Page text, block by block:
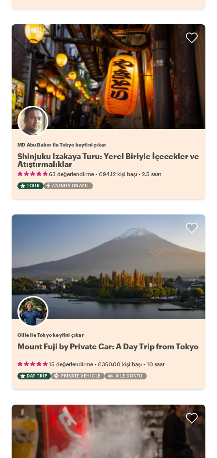
MD Abu Bakor ile Tokyo keyfini çıkar
Shinjuku Izakaya Turu: Yerel Biriyle İçecekler ve
Atıştırmalıklar
63 değerlendirme • €94.12 kişi başı • 2.5 saat
TOUR ANINDA ONAYLI
Ollie ile Tokyo keyfini çıkar
Mount Fuji by Private Car: A Day Trip from Tokyo
15 değerlendirme • €350.00 kişi başı • 10 saat
DAY TRIP PRIVATE VEHICLE AILE DOSTU